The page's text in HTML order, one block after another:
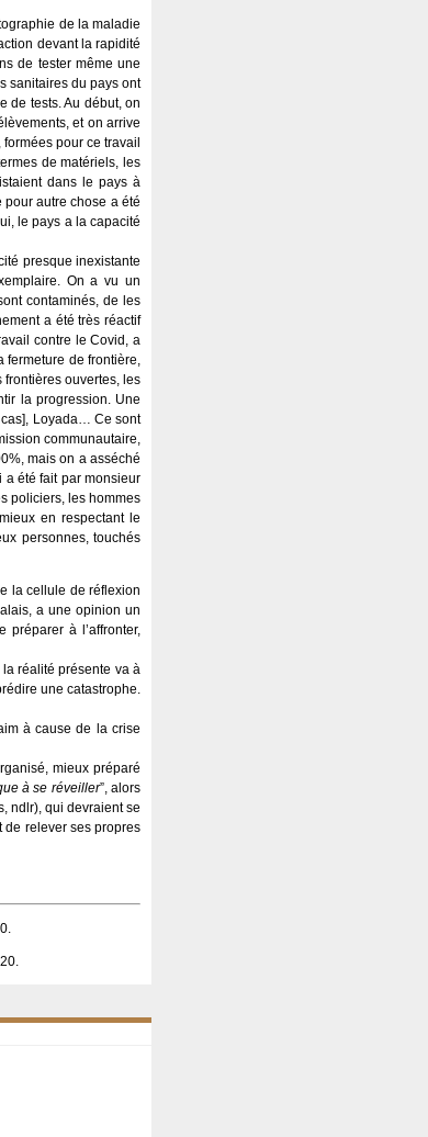
de la maladie
devant la rapidité
de tester même une
sanitaires du pays ont
de tests. Au début, on
et on arrive
pour ce travail
de matériels, les
dans le pays à
pour autre chose a été
le pays a la capacité
presque inexistante
On a vu un
contaminés, de les
a été très réactif
contre le Covid, a
fermeture de frontière,
frontières ouvertes, les
la progression. Une
cas], Loyada… Ce sont
communautaire,
mais on a asséché
a été fait par monsieur
policiers, les hommes
en respectant le
personnes, touchés
la cellule de réflexion
a une opinion un
à l’affronter,
réalité présente va à
une catastrophe.
à cause de la crise
mieux préparé
à se réveiller”, alors
ndlr), qui devraient se
de relever ses propres